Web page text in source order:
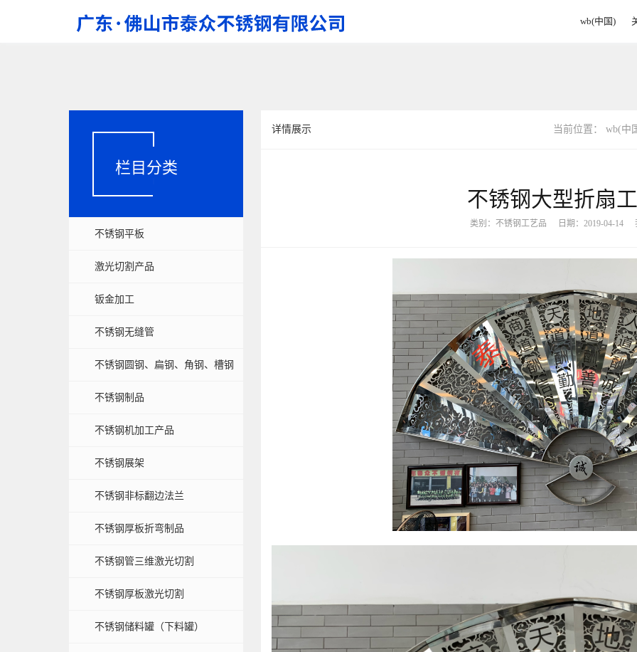
wb(中国)
栏目分类
不锈钢平板
激光切割产品
钣金加工
不锈钢无缝管
不锈钢圆钢、扁钢、角钢、槽钢
不锈钢制品
不锈钢机加工产品
不锈钢展架
不锈钢非标翻边法兰
不锈钢厚板折弯制品
不锈钢管三维激光切割
不锈钢厚板激光切割
不锈钢储料罐（下料罐）
详情展示 当前位置： wb(中
不锈钢大型折扇
类别： 不锈钢工艺品 日期：2019-04-14